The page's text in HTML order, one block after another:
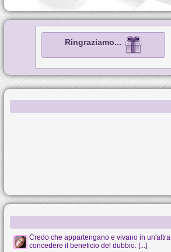
Ringraziamo...
Credo che appartengano e vivano in
concedere il beneficio del dubbio. [...]